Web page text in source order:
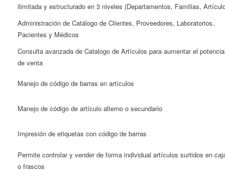
ilimitada y estructurado en 3 niveles (Departamentos, Familias,
Administración de Catálogo de Clientes, Proveedores, Laboratorios,
Pacientes y Médicos
Consulta avanzada de Catalogo de Artículos para aumentar el
de venta
Manejo de código de barras en artículos
Manejo de código de artículo alterno o secundario
Impresión de etiquetas con código de barras
Permite controlar y vender de forma individual artículos surtidos en
o frascos